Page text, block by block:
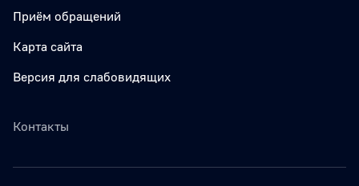
Приём обращений
Карта сайта
Версия для слабовидящих
Контакты